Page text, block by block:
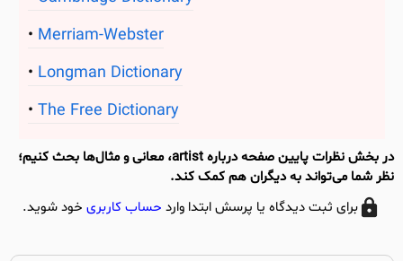
Merriam-Webster
Longman Dictionary
The Free Dictionary
در بخش نظرات پایین صفحه درباره artist، معانی و مثال‌ها بحث کنیم؛
نظر شما می‌تواند به دیگران هم کمک کند.
برای ثبت دیدگاه یا پرسش ابتدا وارد حساب کاربری خود شوید.